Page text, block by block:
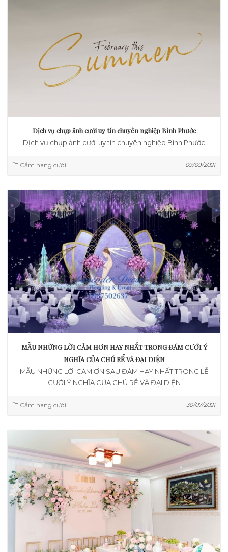
Dịch vụ chụp ảnh cưới uy tín chuyên nghiệp Bình Phước
Dịch vụ chụp ảnh cưới uy tín chuyên nghiệp Bình Phước
Cẩm nang cưới 09/09/2021
MẪU NHỮNG LỜI CẢM HƠN HAY NHẤT TRONG ĐÁM CƯỚI Ý
NGHĨA CỦA CHÚ RỂ VÀ ĐẠI DIỆN
MẪU NHỮNG LỜI CẢM ƠN SAU ĐÁM HAY NHẤT TRONG LỄ
CƯỚI Ý NGHĨA CỦA CHÚ RỂ VÀ ĐẠI DIỆN
Cẩm nang cưới 30/07/2021